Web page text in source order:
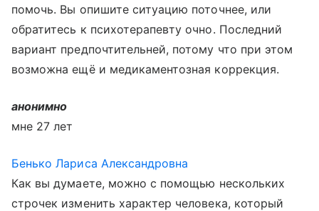
помочь. Вы опишите ситуацию поточнее, или
обратитесь к психотерапевту очно. Последний
вариант предпочтительней, потому что при этом
возможна ещё и медикаментозная коррекция.
анонимно
мне 27 лет
Бенько Лариса Александровна
Как вы думаете, можно с помощью нескольких
строчек изменить характер человека, который